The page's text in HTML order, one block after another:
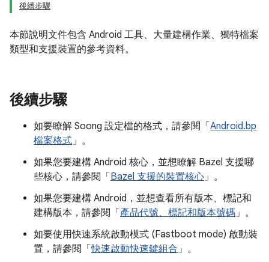
後續步驟
本節說明文件包含 Android 工具、大量建構作業、獨特檔案
類型和支援裝置的參考資料。
後續步驟
如要瞭解 Soong 設定檔的格式，請參閱「 Android.bp
檔案格式」。
如果您要建構 Android 核心，並想瞭解 Bazel 支援哪
些核心，請參閱「 Bazel 支援的裝置核心」。
如果您要建構 Android，並想查看所有版本、標記和
建構版本，請參閱「 產品代號、標記和版本號碼」。
如要使用快速系統啟動模式 (Fastboot mode) 啟動裝
置，請參閱「快速啟動快速鍵組合」。